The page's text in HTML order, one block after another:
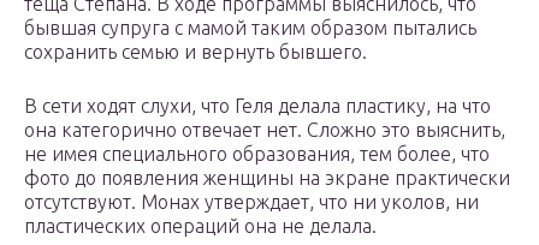
бывшая супруга с мамой таким образом пытались
сохранить семью и вернуть бывшего.
В сети ходят слухи, что Геля делала пластику, на что
она категорично отвечает нет. Сложно это выяснить,
не имея специального образования, тем более, что
фото до появления женщины на экране практически
отсутствуют. Монах утверждает, что ни уколов, ни
пластических операций она не делала.